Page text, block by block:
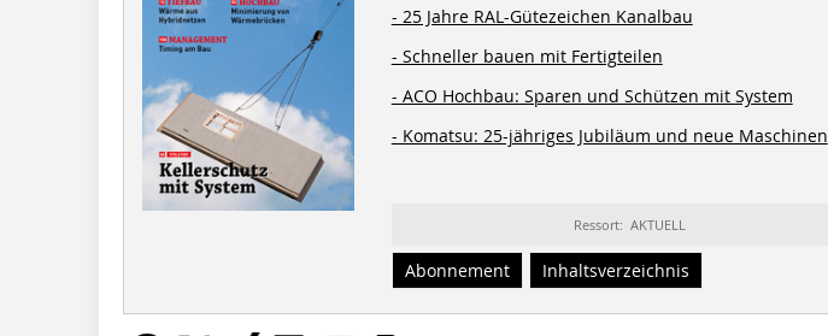
- 25 Jahre RAL-Gütezeichen Kanalbau
- Schneller bauen mit Fertigteilen
- ACO Hochbau: Sparen und Schützen mit System
- Komatsu: 25-jähriges Jubiläum und neue Maschinen
Ressort: AKTUELL
Abonnement Inhaltsverzeichnis